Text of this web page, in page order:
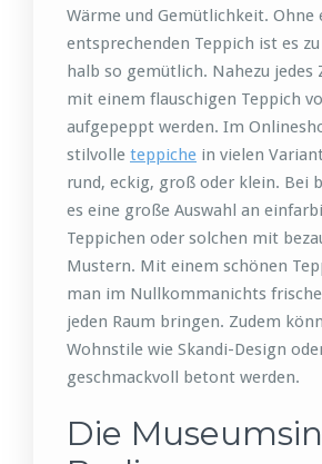
Wärme und Gemütlichkeit. Ohne
entsprechenden Teppich ist es
halb so gemütlich. Nahezu jedes
mit einem flauschigen Teppich
aufgepeppt werden. Im
stilvolle teppiche in vielen
rund, eckig, groß oder klein. Bei
es eine große Auswahl an
Teppichen oder solchen mit
Mustern. Mit einem schönen
man im Nullkommanichts
jeden Raum bringen. Zudem
Wohnstile wie Skandi-Design
geschmackvoll betont werden.
Die